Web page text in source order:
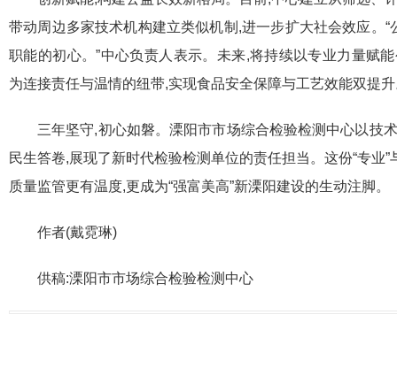
带动周边多家技术机构建立类似机制,进一步扩大社会效应。“
职能的初心。”中心负责人表示。未来,将持续以专业力量赋
为连接责任与温情的纽带,实现食品安全保障与工艺效能双提
三年坚守,初心如磐。溧阳市市场综合检验检测中心以技
民生答卷,展现了新时代检验检测单位的责任担当。这份“专业”
质量监管更有温度,更成为“强富美高”新溧阳建设的生动注脚。
作者(戴霓琳)
供稿:溧阳市市场综合检验检测中心